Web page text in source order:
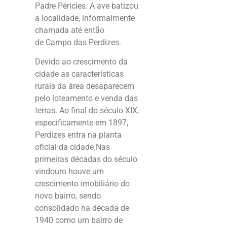
Padre Péricles. A ave batizou
a localidade, informalmente
chamada até então
de Campo das Perdizes.
Devido ao crescimento da
cidade as características
rurais da área desaparecem
pelo loteamento e venda das
terras. Ao final do século XIX,
especificamente em 1897,
Perdizes entra na planta
oficial da cidade.Nas
primeiras décadas do século
vindouro houve um
crescimento imobiliário do
novo bairro, sendo
consolidado na década de
1940 como um bairro de